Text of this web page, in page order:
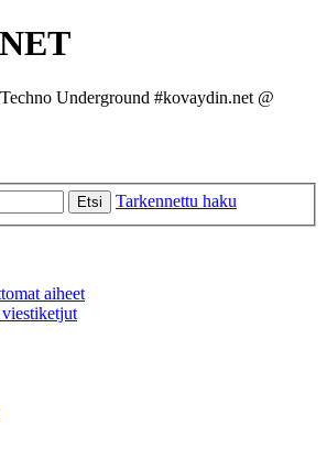
Underground #kovaydin.net @
Etsi Tarkennettu haku
aiheet